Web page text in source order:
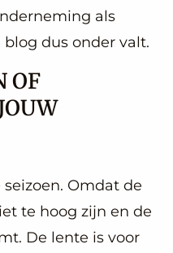
als
dus onder valt.
OF
Omdat de
te hoog zijn en de
De lente is voor